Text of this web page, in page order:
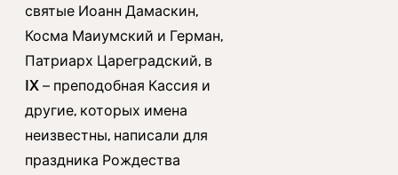
святые Иоанн Дамаскин,
Косма Маиумский и Герман,
Патриарх Цареградский, в
IX – преподобная Кассия и
другие, которых имена
неизвестны, написали для
праздника Рождества